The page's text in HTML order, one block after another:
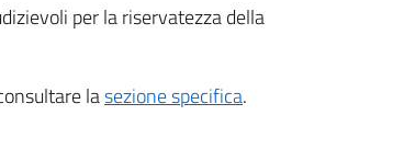
per la riservatezza della
lasezione specifica.